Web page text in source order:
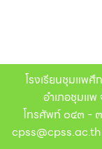
โรงเรียนชุมแพ
อำเภอชุมแ
โทรศัพท์ ๐๔๓ -